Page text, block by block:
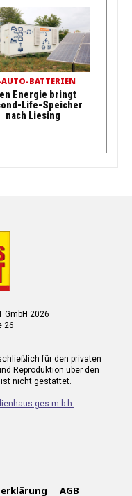
AUTO-BATTERIEN
Energie bringt
Life-Speicher
nach Liesing
GmbH 2026
26
für den privaten
Reproduktion über den
nicht gestattet.
ges.m.b.h.
AGB